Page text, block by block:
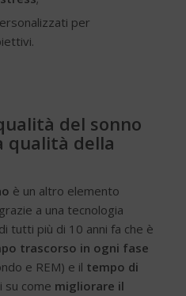
per
del sonno
qualità della
è un altro elemento
a una tecnologia
tutti più di 10 anni fa che è
trascorso in ogni fase
e REM) e il tempo di
su come migliorare il